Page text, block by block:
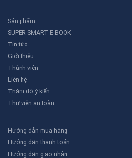
Sản phẩm
SUPER SMART E-BOOK
Tin tức
Giới thiệu
Thành viên
Liên hệ
Thăm dò ý kiến
Thư viên an toàn
Hướng dẫn mua hàng
Hướng dẫn thanh toán
Hướng dẫn giao nhận